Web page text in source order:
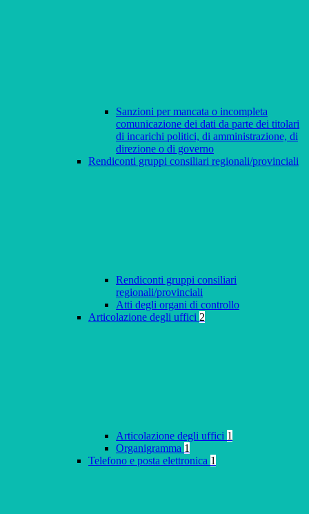
Sanzioni per mancata o incompleta
comunicazione dei dati da parte dei titolari
di incarichi politici, di amministrazione, di
direzione o di governo
Rendiconti gruppi consiliari regionali/provinciali
Rendiconti gruppi consiliari
regionali/provinciali
Atti degli organi di controllo
Articolazione degli uffici 2
Articolazione degli uffici 1
Organigramma 1
Telefono e posta elettronica 1